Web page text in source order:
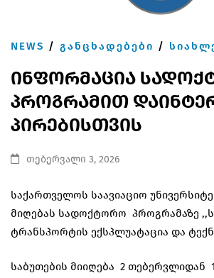
NEWS / ᲒᲐᲜᲪᲮᲐᲓᲔᲑᲔᲑᲘ /
ინფორმაცია
პროგრამით
პირებისთვის
თებერვალი 3, 2026
საქართველოს საავიაციო
მიღებას სადოქტორო პროგრამაზე
ტრანსპორტის ექსპლუატაცია და
საბუთების მიიღება 2 თებერვლიდან